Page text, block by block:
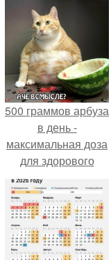
500 граммов арбуза
в день -
максимальная доза
для здорового
взрослого,
предупредили
врачи.